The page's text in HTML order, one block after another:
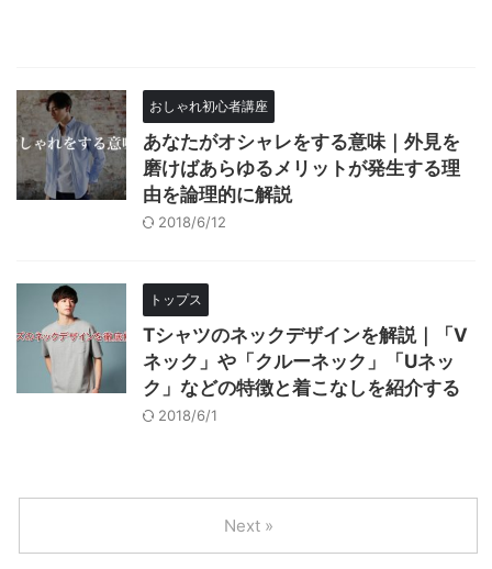
おしゃれ初心者講座
あなたがオシャレをする意味｜外見を
磨けばあらゆるメリットが発生する理
由を論理的に解説
2018/6/12
トップス
Tシャツのネックデザインを解説｜「V
ネック」や「クルーネック」「Uネッ
ク」などの特徴と着こなしを紹介する
2018/6/1
Next »